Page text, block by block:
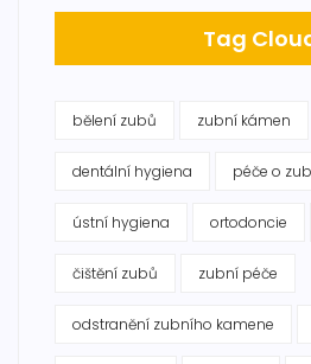
Tag
bělení zubů zubní kámen
dentální hygiena péče o
ústní hygiena ortodoncie
čištění zubů zubní péče
odstranění zubního kamene